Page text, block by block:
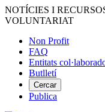
Vés
al
NOTÍCIES I
VOLUNTARIAT
Menú
del
compte
d'usuari
Non Profit
FAQ
Entitats
Butlletí
Cercar
Publica